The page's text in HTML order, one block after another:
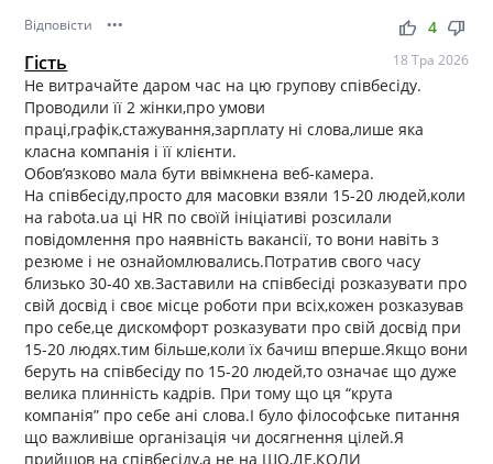
Відповісти ••• thumb_up thumb_down
4
Гість 18 Тра 2026
Не витрачайте даром час на цю групову співбесіду.
Проводили її 2 жінки,про умови
праці,графік,стажування,зарплату ні слова,лише яка
класна компанія і її клієнти.
Обов’язково мала бути ввімкнена веб-камера.
На співбесіду,просто для масовки взяли 15-20 людей,коли
на rabota.ua ці HR по своїй ініціативі розсилали
повідомлення про наявність вакансії, то вони навіть з
резюме і не ознайомлювались.Потратив свого часу
близько 30-40 хв.Заставили на співбесіді розказувати про
свій досвід і своє місце роботи при всіх,кожен розказував
про себе,це дискомфорт розказувати про свій досвід при
15-20 людях.тим більше,коли їх бачиш вперше.Якщо вони
беруть на співбесіду по 15-20 людей,то означає що дуже
велика плинність кадрів. При тому що ця “крута
компанія” про себе ані слова.І було філософське питання
що важливіше організація чи досягнення цілей.Я
прийшов на співбесіду,а не на ЩО,ДЕ,КОЛИ